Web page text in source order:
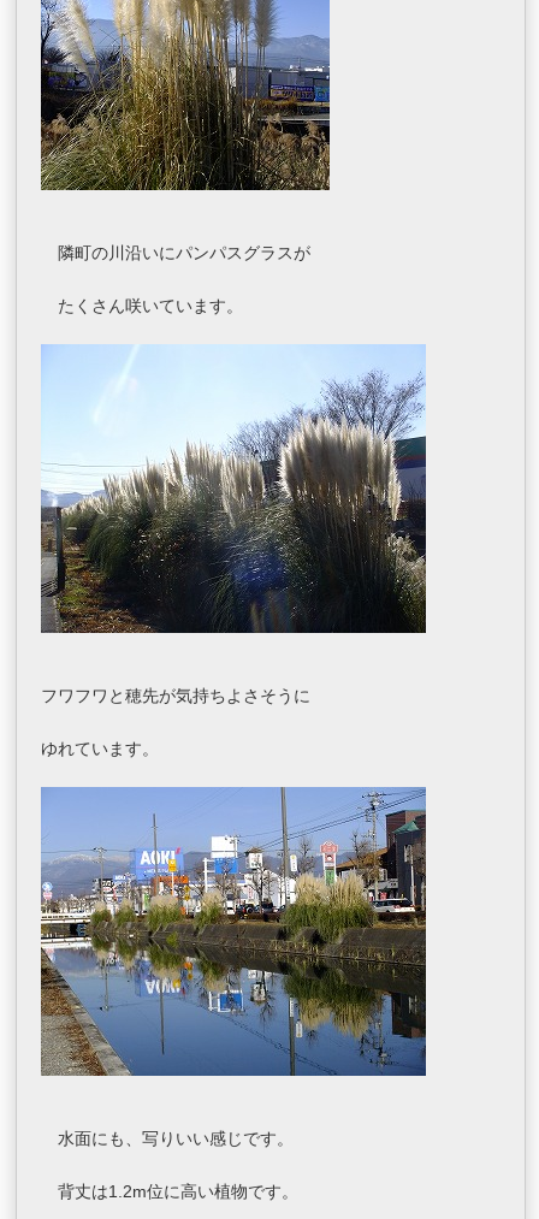
隣町の川沿いにパンパスグラスが
たくさん咲いています。
フワフワと穂先が気持ちよさそうに
ゆれています。
水面にも、写りいい感じです。
背丈は1.2m位に高い植物です。